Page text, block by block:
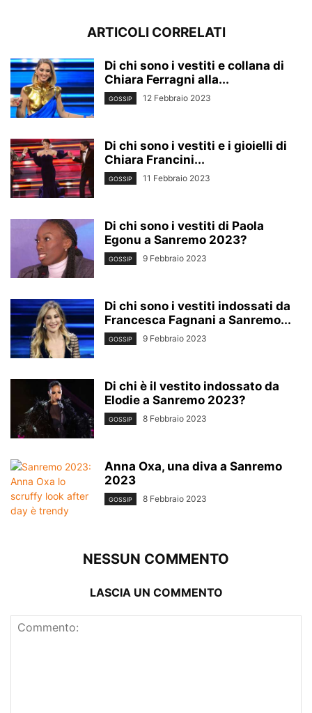
ARTICOLI CORRELATI
Di chi sono i vestiti e collana di
Chiara Ferragni alla...
GOSSIP 12 Febbraio 2023
Di chi sono i vestiti e i gioielli di
Chiara Francini...
GOSSIP 11 Febbraio 2023
Di chi sono i vestiti di Paola
Egonu a Sanremo 2023?
GOSSIP 9 Febbraio 2023
Di chi sono i vestiti indossati da
Francesca Fagnani a Sanremo...
GOSSIP 9 Febbraio 2023
Di chi è il vestito indossato da
Elodie a Sanremo 2023?
GOSSIP 8 Febbraio 2023
Anna Oxa, una diva a Sanremo
2023
GOSSIP 8 Febbraio 2023
NESSUN COMMENTO
LASCIA UN COMMENTO